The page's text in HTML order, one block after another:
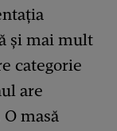
și mai mult
categorie
are
masă